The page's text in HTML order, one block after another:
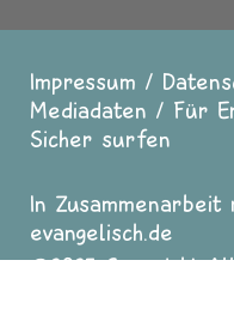
Fußzeile
Impressum
Mediadaten
Für
Sicher surfen
In Zusammenarbeit
evangelisch.de
2025 Copyright